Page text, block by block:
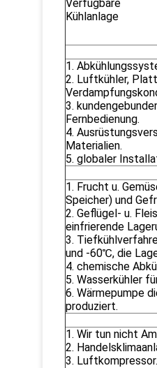
Verfügbare
Kühlanlage
1.
2. Luftkühler,
3.
Fernbedienung.
4.
Materialien.
5. globaler
1. Frucht u.
Speicher) und
2. Geflügel- u.
einfrierende
3.
und -60℃, die
4. chemische
5. Wasserkühler
6. Wärmepumpe
produziert.
1. Wir tun nicht
2.
3. Luftkompressor.